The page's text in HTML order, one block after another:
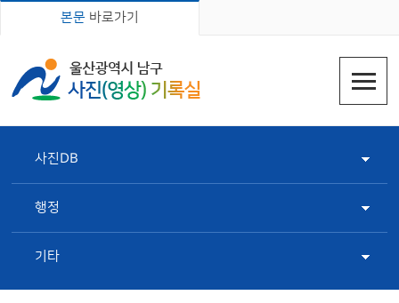
본문 바로가기
사진DB
행정
기타